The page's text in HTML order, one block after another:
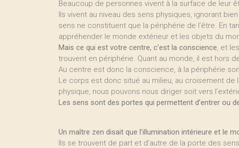
Beaucoup de personnes vivent à la surface de leur
Ils vivent au niveau des sens physiques, ignorant
sens ne constituent que la périphérie de l’être. En
appréhender le monde extérieur et les objets du
Mais ce qui est votre centre, c’est la conscience, et
trouvent en périphérie. Quant au monde, il est hors
Au centre est donc la conscience, à la périphérie
Le corps est donc situé au milieu, au croisement
physique, nous pouvons nous diriger soit vers
Les sens sont des portes qui permettent d’entrer ou
Un maître zen disait que l’illumination intérieure et le
Ils se trouvent de part et d’autre de la porte des